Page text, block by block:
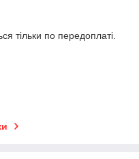
тільки по передоплаті.